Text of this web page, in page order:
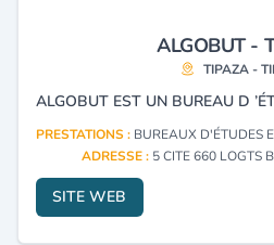
ALGOBUT -
TIPAZA -
PRESTATIONS : BUREAUX D'ÉTUDES ET DE
ADRESSE : 5 CITE 660 LOGTS
SITE WEB